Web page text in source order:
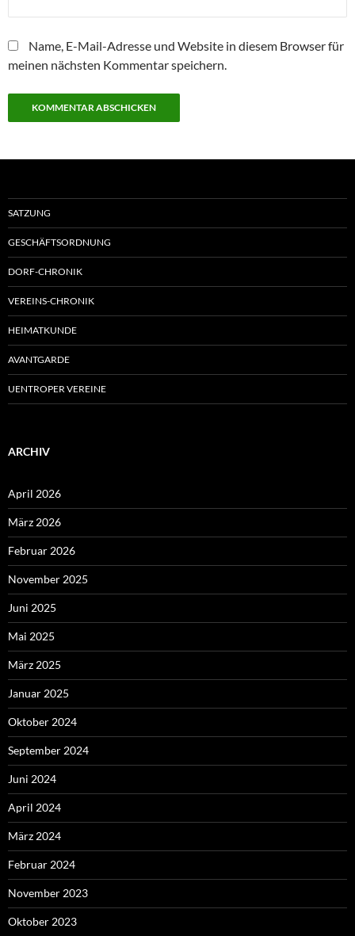
Name, E-Mail-Adresse und Website in diesem Browser für
meinen nächsten Kommentar speichern.
SATZUNG
GESCHÄFTSORDNUNG
DORF-CHRONIK
VEREINS-CHRONIK
HEIMATKUNDE
AVANTGARDE
UENTROPER VEREINE
ARCHIV
April 2026
März 2026
Februar 2026
November 2025
Juni 2025
Mai 2025
März 2025
Januar 2025
Oktober 2024
September 2024
Juni 2024
April 2024
März 2024
Februar 2024
November 2023
Oktober 2023